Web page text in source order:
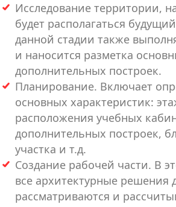
Исследование территории,
будет располагаться
данной стадии также
и наносится разметка
дополнительных построек.
Планирование. Включает
основных характеристик:
расположения учебных
дополнительных построек,
участка и т.д.
Создание рабочей части. В
все архитектурные решения
рассматриваются и